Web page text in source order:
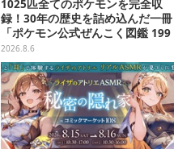
1025匹全てのポケモンを完全収
録！30年の歴史を詰め込んだ一冊
「ポケモン公式ぜんこく図鑑 199
6-2026」が大ボリューム
2026.8.6